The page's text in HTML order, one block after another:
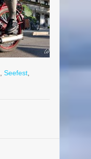
Seefest